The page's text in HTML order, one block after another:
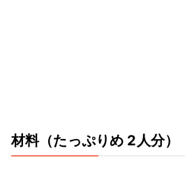
材料（たっぷりめ 2人分）